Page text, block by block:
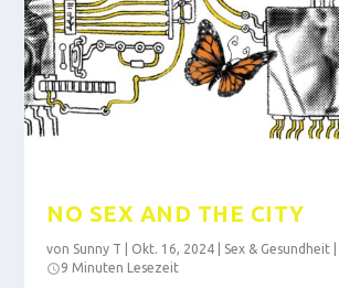
NO SEX AND THE CITY
von Sunny T Okt. 16, 2024 Sex & Gesundheit
9 Minuten Lesezeit